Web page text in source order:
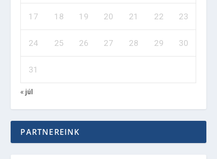
17 18 19 20 21 22 23
24 25 26 27 28 29 30
31
« júl
PARTNEREINK